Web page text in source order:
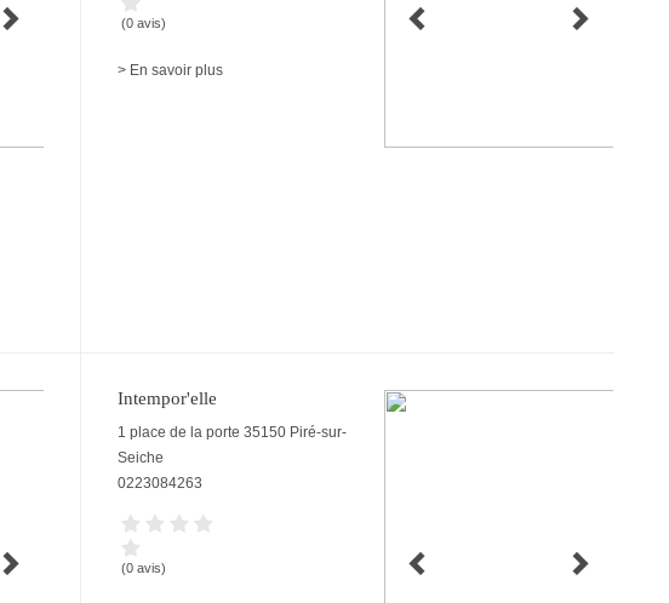
(0 avis)
> En savoir plus
Intempor'elle
1 place de la porte 35150 Piré-sur-
Seiche
0223084263
(0 avis)